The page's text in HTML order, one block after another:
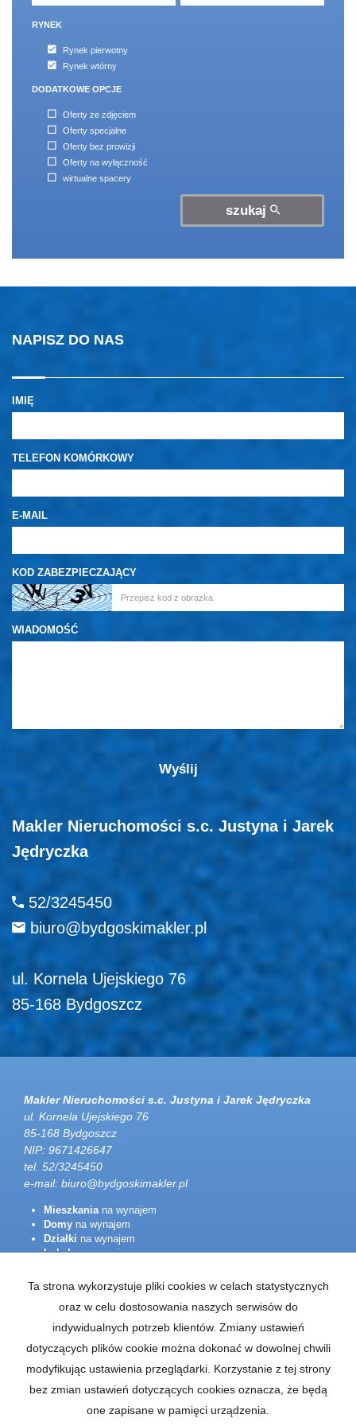
RYNEK
Rynek pierwotny
Rynek wtórny
DODATKOWE OPCJE
Oferty ze zdjęciem
Oferty specjalne
Oferty bez prowizji
Oferty na wyłączność
wirtualne spacery
szukaj
NAPISZ DO NAS
IMIĘ
TELEFON KOMÓRKOWY
E-MAIL
KOD ZABEZPIECZAJĄCY
WIADOMOŚĆ
Makler Nieruchomości s.c. Justyna i Jarek
Jędryczka
52/3245450
biuro@bydgoskimakler.pl
ul. Kornela Ujejskiego 76
85-168 Bydgoszcz
Makler Nieruchomości s.c. Justyna i Jarek Jędryczka
ul. Kornela Ujejskiego 76
85-168 Bydgoszcz
NIP: 9671426647
tel. 52/3245450
e-mail: biuro@bydgoskimakler.pl
Mieszkaniana wynajem
Domy na wynajem
Działki na wynajem
Lokalena wynajem
Obiektyna wynajem
Mieszkaniana sprzedaż
Domy
na sprzedaż
Działkina sprzedaż
Lokalena sprzedaż
Hale
na sprzedaż
Obiekty
Ta strona wykorzystuje pliki cookies w celach statystycznych
oraz w celu dostosowania naszych serwisów do
indywidualnych potrzeb klientów. Zmiany ustawień
dotyczących plików cookie można dokonać w dowolnej chwili
modyfikując ustawienia przeglądarki. Korzystanie z tej strony
bez zmian ustawień dotyczących cookies oznacza, że będą
one zapisane w pamięci urządzenia.